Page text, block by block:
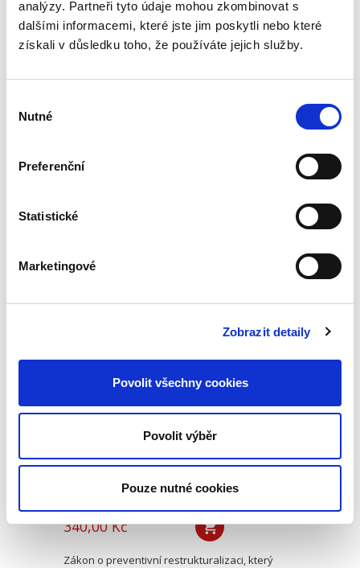
analýzy. Partneři tyto údaje mohou zkombinovat s
dalšími informacemi, které jste jim poskytli nebo které
získali v důsledku toho, že používáte jejich služby.
souhlasu
Nutné
Preferenční
Statistické
Marketingové
Zobrazit detaily
Povolit všechny cookies
Povolit výběr
Pouze nutné cookies
skutečného
majitele
David Svoboda
právních uspořádání – zejména svěřenských
fondů z pohledu orgánů činných v trestním
preventivní
restrukturalizace
Anna Zemandlová
340,00 Kč
Zákon o preventivní restrukturalizaci, který